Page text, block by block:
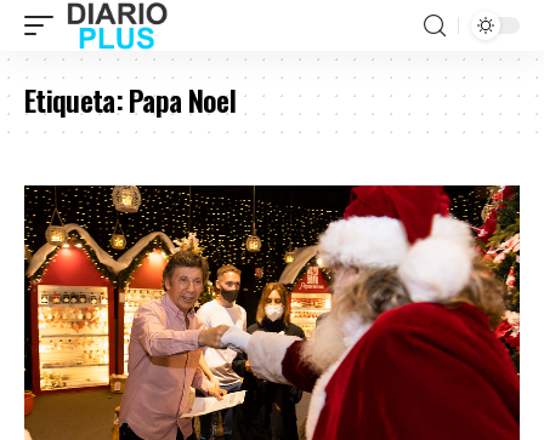
Etiqueta:Papa Noel